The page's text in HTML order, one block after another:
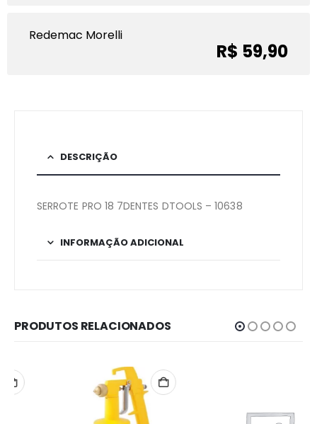
Redemac Morelli
R$ 59,90
DESCRIÇÃO
SERROTE PRO 18 7DENTES DTOOLS – 10638
INFORMAÇÃO ADICIONAL
PRODUTOS RELACIONADOS